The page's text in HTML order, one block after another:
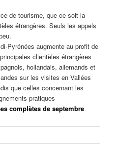
de tourisme, que ce soit la
étrangères. Seuls les appels
Pyrénées augmente au profit de
clientèles étrangères
hollandais, allemands et
sur les visites en Vallées
que celles concernant les
pratiques
complètes de septembre